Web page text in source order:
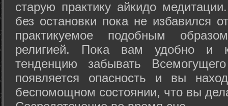
старую практику айкидо
без остановки пока не избавился
практикуемое подобным
религией. Пока вам удобно и
тенденцию забывать
появляется опасность и вы
беспомощном состоянии, что вы